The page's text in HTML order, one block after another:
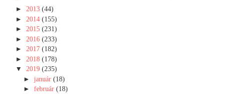
► 2013 (44)
► 2014 (155)
► 2015 (231)
► 2016 (233)
► 2017 (182)
► 2018 (178)
▼ 2019 (235)
►január(18)
►február(18)